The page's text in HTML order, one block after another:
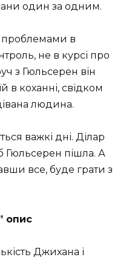
один за одним.
проблемами в
не в курсі про
з Гюльсерен він
в коханні, свідком
людина.
важкі дні. Ділар
Гюльсерен пішла. А
все, буде грати з
опис
Джихана і